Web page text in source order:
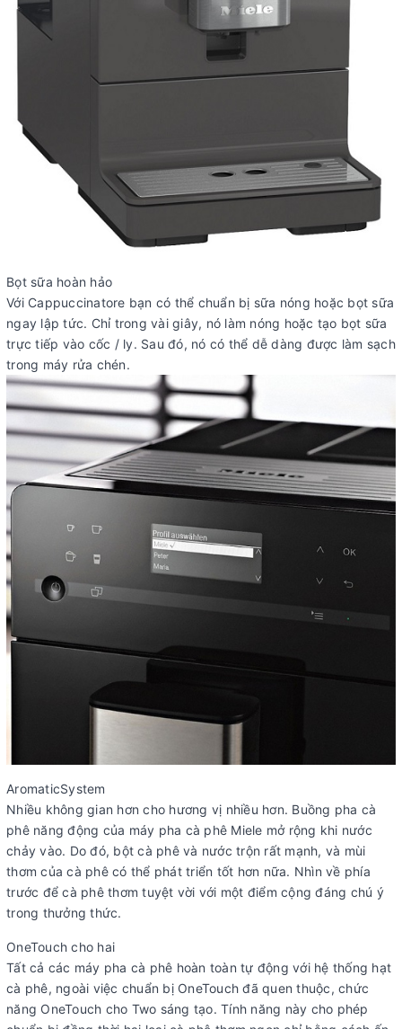
Bọt sữa hoàn hảo
Với Cappuccinatore bạn có thể chuẩn bị sữa nóng hoặc bọt sữa
ngay lập tức. Chỉ trong vài giây, nó làm nóng hoặc tạo bọt sữa
trực tiếp vào cốc / ly. Sau đó, nó có thể dễ dàng được làm sạch
trong máy rửa chén.
AromaticSystem
Nhiều không gian hơn cho hương vị nhiều hơn. Buồng pha cà
phê năng động của máy pha cà phê Miele mở rộng khi nước
chảy vào. Do đó, bột cà phê và nước trộn rất mạnh, và mùi
thơm của cà phê có thể phát triển tốt hơn nữa. Nhìn về phía
trước để cà phê thơm tuyệt vời với một điểm cộng đáng chú ý
trong thưởng thức.
OneTouch cho hai
Tất cả các máy pha cà phê hoàn toàn tự động với hệ thống hạt
cà phê, ngoài việc chuẩn bị OneTouch đã quen thuộc, chức
năng OneTouch cho Two sáng tạo. Tính năng này cho phép